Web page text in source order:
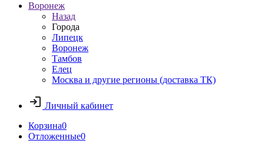
Воронеж
Назад
Города
Липецк
Воронеж
Тамбов
Елец
Москва и другие регионы (доставка ТК)
Личный кабинет
Корзина0
Отложенные0